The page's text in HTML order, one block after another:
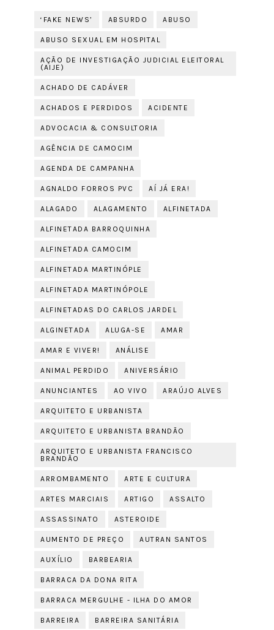
‘FAKE NEWS’ ABSURDO ABUSO
ABUSO SEXUAL EM HOSPITAL
AÇÃO DE INVESTIGAÇÃO JUDICIAL ELEITORAL
(AIJE)
ACHADO DE CADÁVER
ACHADOS E PERDIDOS ACIDENTE
ADVOCACIA & CONSULTORIA
AGÊNCIA DE CAMOCIM
AGENDA DE CAMPANHA
AGNALDO FORROS PVC AÍ JÁ ERA!
ALAGADO ALAGAMENTO ALFINETADA
ALFINETADA BARROQUINHA
ALFINETADA CAMOCIM
ALFINETADA MARTINÓPLE
ALFINETADA MARTINÓPOLE
ALFINETADAS DO CARLOS JARDEL
ALGINETADA ALUGA-SE AMAR
AMAR E VIVER! ANÁLISE
ANIMAL PERDIDO ANIVERSÁRIO
ANUNCIANTES AO VIVO ARAÚJO ALVES
ARQUITETO E URBANISTA
ARQUITETO E URBANISTA BRANDÃO
ARQUITETO E URBANISTA FRANCISCO
BRANDÃO
ARROMBAMENTO ARTE E CULTURA
ARTES MARCIAIS ARTIGO ASSALTO
ASSASSINATO ASTEROIDE
AUMENTO DE PREÇO AUTRAN SANTOS
AUXÍLIO BARBEARIA
BARRACA DA DONA RITA
BARRACA MERGULHE - ILHA DO AMOR
BARREIRA BARREIRA SANITÁRIA